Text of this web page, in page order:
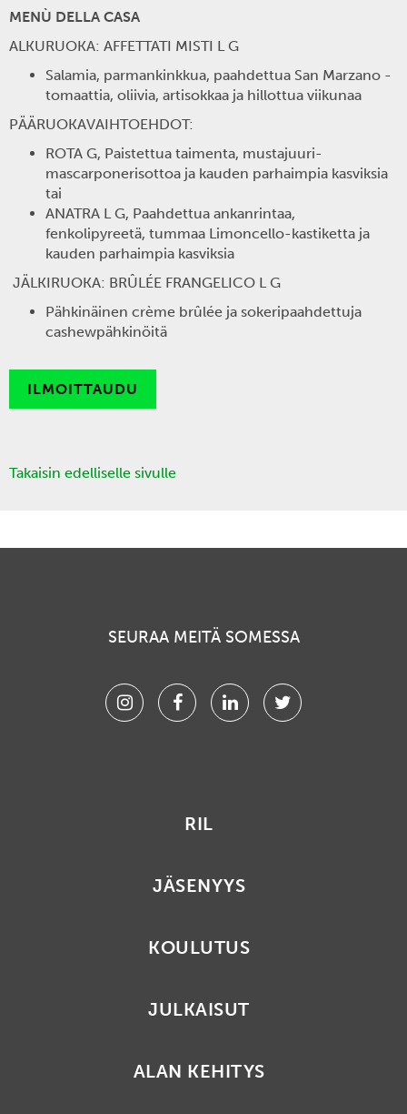
MENÙ DELLA CASA
ALKURUOKA: AFFETTATI MISTI L G
Salamia, parmankinkkua, paahdettua San Marzano -
tomaattia, oliivia, artisokkaa ja hillottua viikunaa
PÄÄRUOKAVAIHTOEHDOT:
ROTA G, Paistettua taimenta, mustajuuri-
mascarponerisottoa ja kauden parhaimpia kasviksia
tai
ANATRA L G, Paahdettua ankanrintaa,
fenkolipyreetä, tummaa Limoncello-kastiketta ja
kauden parhaimpia kasviksia
JÄLKIRUOKA: BRÛLÉE FRANGELICO L G
Pähkinäinen crème brûlée ja sokeripaahdettuja
cashewpähkinöitä
ILMOITTAUDU
Takaisin edelliselle sivulle
SEURAA MEITÄ SOMESSA
InstagramFacebookLinkedinTwitter
RIL
JÄSENYYS
KOULUTUS
JULKAISUT
ALAN KEHITYS